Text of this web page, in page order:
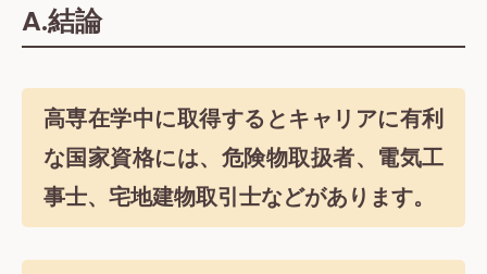
A.結論
高専在学中に取得するとキャリアに有利
な国家資格には、危険物取扱者、電気工
事士、宅地建物取引士などがあります。